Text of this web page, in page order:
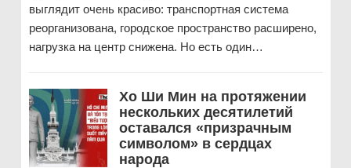
выглядит очень красиво: транспортная система
реорганизована, городское пространство расширено,
нагрузка на центр снижена. Но есть один…
Хо Ши Мин на протяжении
нескольких десятилетий
оставался «призрачным
символом» в сердцах
народа